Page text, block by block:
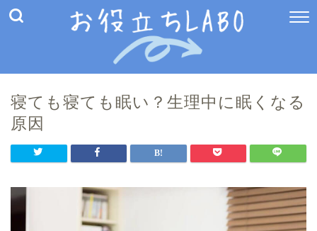
寝ても寝ても眠い？生理中に眠くなる
原因